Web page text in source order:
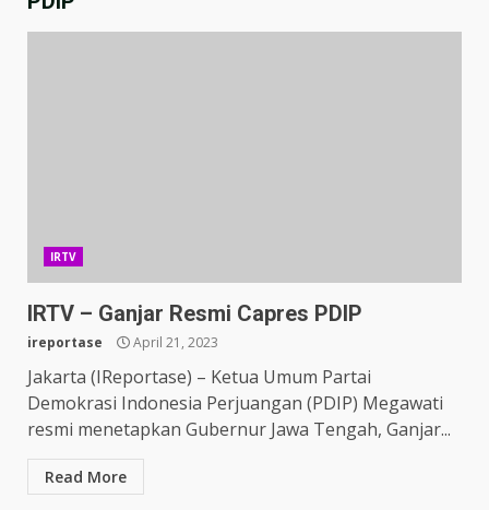
IRTV
IRTV – Ganjar Resmi Capres PDIP
ireportase April 21, 2023
Jakarta (IReportase) – Ketua Umum Partai
Demokrasi Indonesia Perjuangan (PDIP) Megawati
resmi menetapkan Gubernur Jawa Tengah, Ganjar...
Read More